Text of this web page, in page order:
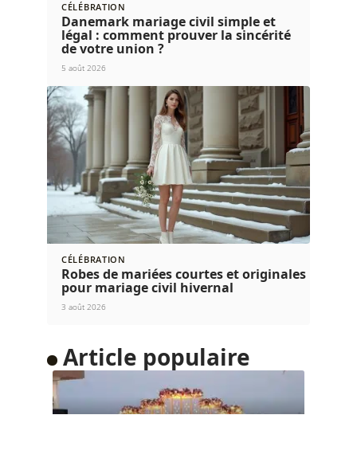
CÉLÉBRATION
Danemark mariage civil simple et
légal : comment prouver la sincérité
de votre union ?
5 août 2026
CÉLÉBRATION
Robes de mariées courtes et originales
pour mariage civil hivernal
3 août 2026
Article populaire